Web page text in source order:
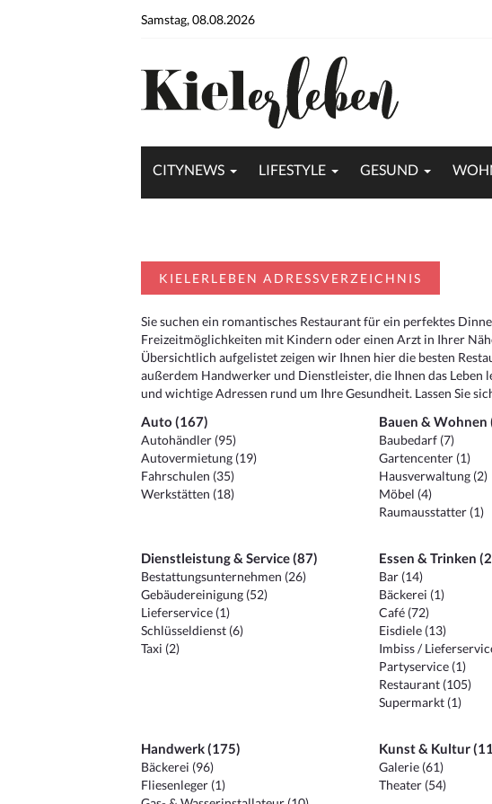
Samstag, 08.08.2026
CITYNEWS LIFESTYLE GESUND
KIELERLEBEN ADRESSVERZEICHNIS
Sie suchen ein romantisches Restaurant für ein perfektes
Freizeitmöglichkeiten mit Kindern oder einen Arzt in Ihrer
Übersichtlich aufgelistet zeigen wir Ihnen hier die besten
außerdem Handwerker und Dienstleister, die Ihnen das Leben
und wichtige Adressen rund um Ihre Gesundheit. Lassen Sie
Auto (167)
Autohändler (95)
Autovermietung (19)
Fahrschulen (35)
Werkstätten (18)
Bauen & Wohnen
Baubedarf (7)
Gartencenter (1)
Hausverwaltung (2)
Möbel (4)
Raumausstatter (1)
Dienstleistung & Service (87)
Bestattungsunternehmen (26)
Gebäudereinigung (52)
Lieferservice (1)
Schlüsseldienst (6)
Taxi (2)
Essen & Trinken
Bar (14)
Bäckerei (1)
Café (72)
Eisdiele (13)
Imbiss /
Partyservice (1)
Restaurant (105)
Supermarkt (1)
Handwerk (175)
Bäckerei (96)
Fliesenleger (1)
Kunst & Kultur
Galerie (61)
Theater (54)